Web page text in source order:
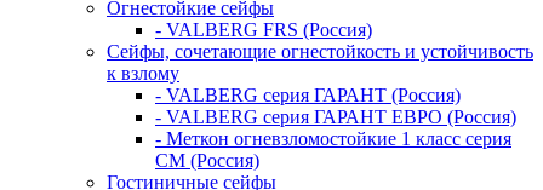
Огнестойкие сейфы
- VALBERG FRS (Россия)
Сейфы, сочетающие огнестойкость и устойчивость
к взлому
- VALBERG серия ГАРАНТ (Россия)
- VALBERG серия ГАРАНТ ЕВРО (Россия)
- Меткон огневзломостойкие 1 класс серия
СМ (Россия)
Гостиничные сейфы